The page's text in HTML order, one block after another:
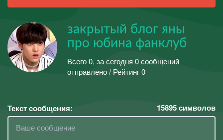
закрытый блог яны
про юбина фанклуб
Всего 0, за сегодня 0 сообщений
отправлено / Рейтинг 0
Текст сообщения: 15895символов